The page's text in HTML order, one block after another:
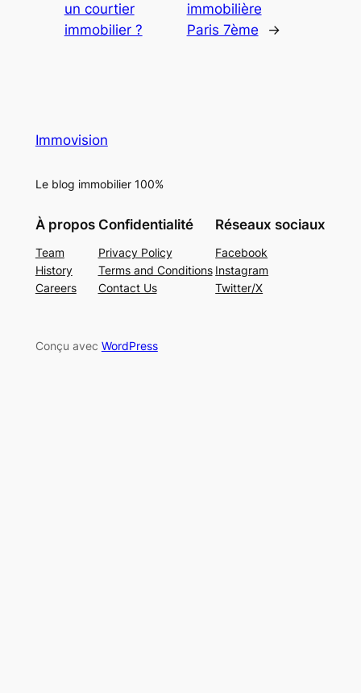
un courtier
immobilier ?
immobilière
Paris 7ème
→
Immovision
Le blog immobilier 100%
À propos
Team
History
Careers
Confidentialité
Privacy Policy
Terms and Conditions
Contact Us
Réseaux sociaux
Facebook
Instagram
Twitter/X
Conçu avec WordPress